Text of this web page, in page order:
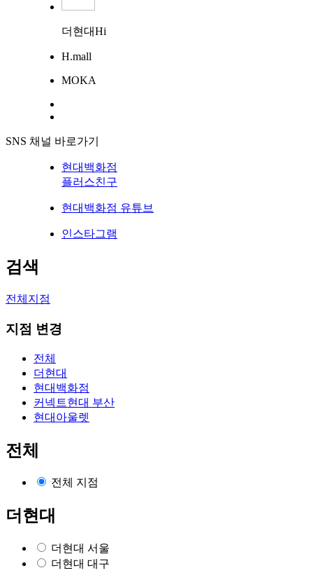
더현대Hi
H.mall
MOKA
SNS 채널 바로가기
현대백화점
플러스친구
현대백화점 유튜브
인스타그램
검색
전체지점
지점 변경
전체
더현대
현대백화점
커넥트현대 부산
현대아울렛
전체
전체 지점
더현대
더현대 서울
더현대 대구